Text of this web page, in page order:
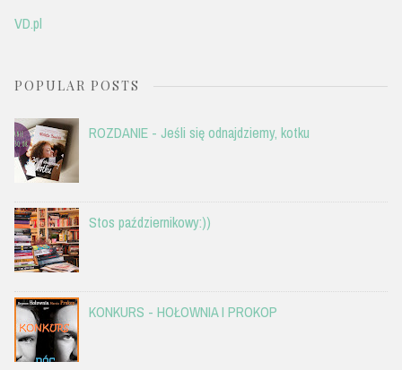
VD.pl
POPULAR POSTS
ROZDANIE - Jeśli się odnajdziemy, kotku
Stos październikowy:))
KONKURS - HOŁOWNIA I PROKOP